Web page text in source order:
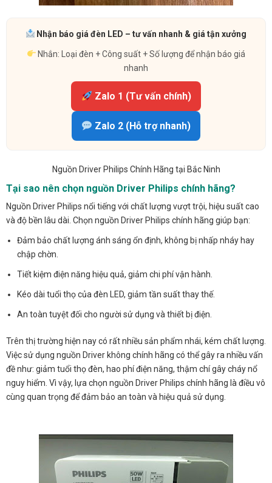
Nhận báo giá đèn LED – tư vấn nhanh & giá tận xưởng
Nhắn: Loại đèn + Công suất + Số lượng để nhận báo giá
nhanh
Zalo 1 (Tư vấn chính)
Zalo 2 (Hỗ trợ nhanh)
Nguồn Driver Philips Chính Hãng tại Bắc Ninh
Tại sao nên chọn nguồn Driver Philips chính hãng?
Nguồn Driver Philips nổi tiếng với chất lượng vượt trội, hiệu suất cao
và độ bền lâu dài. Chọn nguồn Driver Philips chính hãng giúp bạn:
Đảm bảo chất lượng ánh sáng ổn định, không bị nhấp nháy hay
chập chờn.
Tiết kiệm điện năng hiệu quả, giảm chi phí vận hành.
Kéo dài tuổi thọ của đèn LED, giảm tần suất thay thế.
An toàn tuyệt đối cho người sử dụng và thiết bị điện.
Trên thị trường hiện nay có rất nhiều sản phẩm nhái, kém chất lượng.
Việc sử dụng nguồn Driver không chính hãng có thể gây ra nhiều vấn
đề như: giảm tuổi thọ đèn, hao phí điện năng, thậm chí gây cháy nổ
nguy hiểm. Vì vậy, lựa chọn nguồn Driver Philips chính hãng là điều vô
cùng quan trọng để đảm bảo an toàn và hiệu quả sử dụng.